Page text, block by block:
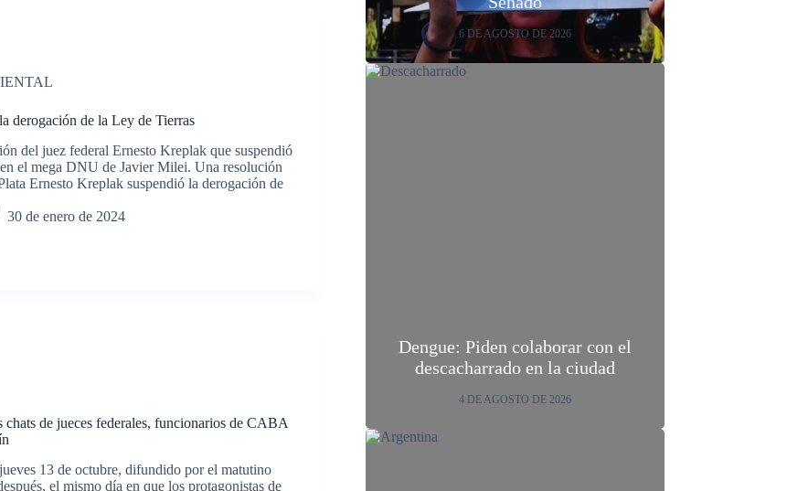
derogación de la Ley de Tierras
del juez federal Ernesto Kreplak que suspendió
el mega DNU de Javier Milei. Una resolución
Ernesto Kreplak suspendió la derogación de
30 de enero de 2024
chats de jueces federales, funcionarios de CABA
13 de octubre, difundido por el matutino
el mismo día en que los protagonistas de
6 DE AGOSTO DE 2026
Dengue: Piden colaborar con el
descacharrado en la ciudad
4 DE AGOSTO DE 2026